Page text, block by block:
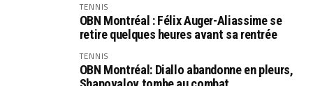
TENNIS
OBN Montréal : Félix Auger-Aliassime se
retire quelques heures avant sa rentrée
TENNIS
OBN Montréal: Diallo abandonne en pleurs,